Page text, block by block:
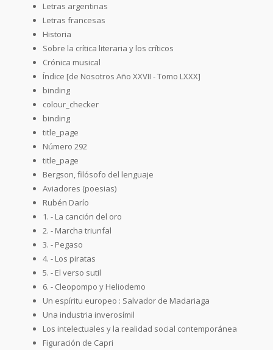
Letras argentinas
Letras francesas
Historia
Sobre la crítica literaria y los críticos
Crónica musical
Índice [de Nosotros Año XXVII - Tomo LXXX]
binding
colour_checker
binding
title_page
Número 292
title_page
Bergson, filósofo del lenguaje
Aviadores (poesias)
Rubén Darío
1. - La canción del oro
2. - Marcha triunfal
3. - Pegaso
4. - Los piratas
5. - El verso sutil
6. - Cleopompo y Heliodemo
Un espíritu europeo : Salvador de Madariaga
Una industria inverosímil
Los intelectuales y la realidad social contemporánea
Figuración de Capri